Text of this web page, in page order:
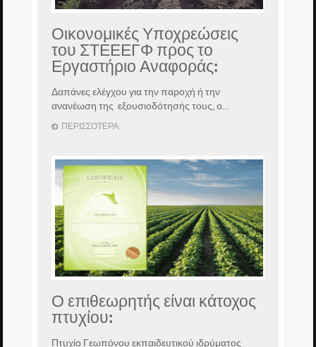
Οικονομικές Υποχρεώσεις
του ΣΤΕΕΕΓΦ προς το
Εργαστήριο Αναφοράς:
Δαπάνες ελέγχου για την παροχή ή την
ανανέωση της εξουσιοδότησής τους, ο...
ΠΕΡΙΣΣΌΤΕΡΑ:
Ο επιθεωρητής είναι κάτοχος
πτυχίου:
Πτυχίο Γεωπόνου εκπαιδευτικού ιδρύματος